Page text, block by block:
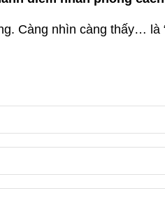
Càng nhìn càng thấy… là